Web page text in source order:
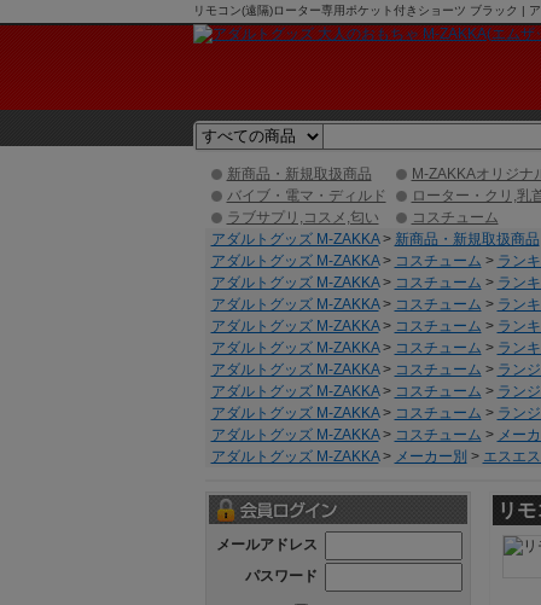
リモコン(遠隔)ローター専用ポケット付きショーツ ブラック |
新商品・新規取扱商品
M-ZAKKAオリジナ
バイブ・電マ・ディルド
ローター・クリ,乳
ラブサプリ,コスメ,匂い
コスチューム
アダルトグッズ M-ZAKKA> 新商品・新規取扱商品
アダルトグッズ M-ZAKKA> コスチューム > ラン
アダルトグッズ M-ZAKKA> コスチューム > ラン
アダルトグッズ M-ZAKKA> コスチューム > ラン
アダルトグッズ M-ZAKKA> コスチューム > ラン
アダルトグッズ M-ZAKKA> コスチューム > ラン
アダルトグッズ M-ZAKKA> コスチューム > ラン
アダルトグッズ M-ZAKKA> コスチューム > ラン
アダルトグッズ M-ZAKKA> コスチューム > ラン
アダルトグッズ M-ZAKKA> コスチューム > メー
アダルトグッズ M-ZAKKA> メーカー別 > エスエ
リ
メールアドレス
パスワード